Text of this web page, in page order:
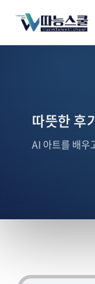
따뜻한 후
AI 아트를 배우